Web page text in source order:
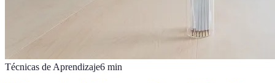
Técnicas de Aprendizaje6 min